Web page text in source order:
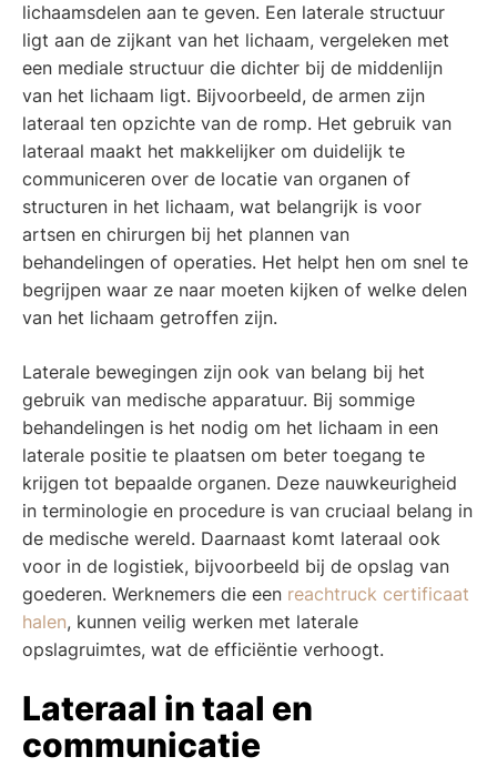
lichaamsdelen aan te geven. Een laterale structuur
ligt aan de zijkant van het lichaam, vergeleken met
een mediale structuur die dichter bij de middenlijn
van het lichaam ligt. Bijvoorbeeld, de armen zijn
lateraal ten opzichte van de romp. Het gebruik van
lateraal maakt het makkelijker om duidelijk te
communiceren over de locatie van organen of
structuren in het lichaam, wat belangrijk is voor
artsen en chirurgen bij het plannen van
behandelingen of operaties. Het helpt hen om snel te
begrijpen waar ze naar moeten kijken of welke delen
van het lichaam getroffen zijn.
Laterale bewegingen zijn ook van belang bij het
gebruik van medische apparatuur. Bij sommige
behandelingen is het nodig om het lichaam in een
laterale positie te plaatsen om beter toegang te
krijgen tot bepaalde organen. Deze nauwkeurigheid
in terminologie en procedure is van cruciaal belang in
de medische wereld. Daarnaast komt lateraal ook
voor in de logistiek, bijvoorbeeld bij de opslag van
goederen. Werknemers die een reachtruck certificaat
halen, kunnen veilig werken met laterale
opslagruimtes, wat de efficiëntie verhoogt.
Lateraal in taal en
communicatie